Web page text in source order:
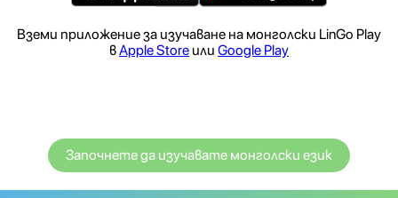
Вземи приложение за изучаване на монголски LinGo Play
вApple Store или Google Play
Започнете да изучавате монголски език